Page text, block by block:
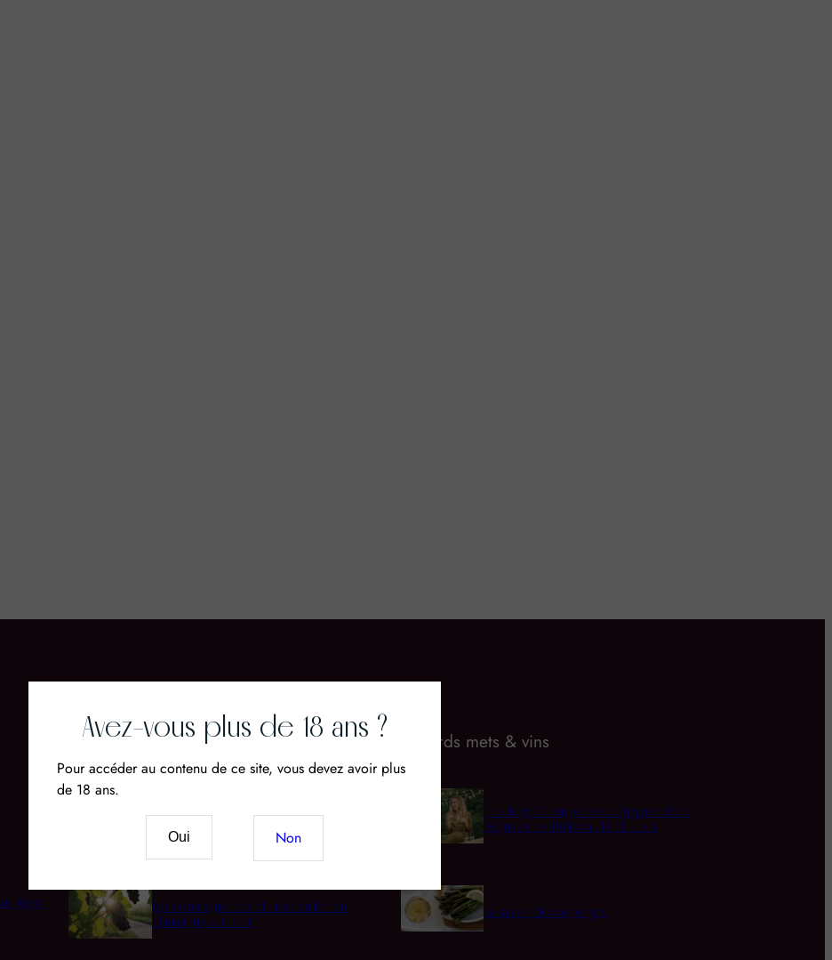
Cépages
Les conséquences du réchauffement
climatique sur le vin
Accords mets & vins
L’Horloge Champenoise : Apprendre à
Déguster les Bulles au Fil du Jour
La saison des asperges
Avez-vous plus de 18 ans ?
Pour accéder au contenu de ce site, vous devez avoir plus
de 18 ans.
Oui Non